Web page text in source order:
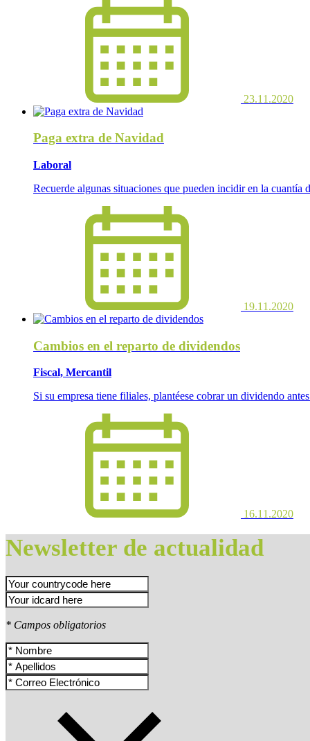
23.11.2020
Paga extra de Navidad
Laboral
Recuerde algunas situaciones que pueden incidir en la cuantía
19.11.2020
Cambios en el reparto de dividendos
Fiscal, Mercantil
Si su empresa tiene filiales, plantéese cobrar un dividendo
16.11.2020
Newsletter de actualidad
* Campos obligatorios